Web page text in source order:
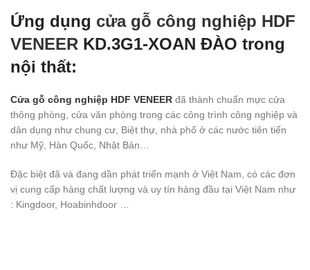
Ứng dụng cửa gỗ công nghiệp HDF
VENEER KD.3G1-XOAN ĐÀO trong
nội thất:
Cửa gỗ công nghiệp HDF VENEER đã thành chuẩn mực cửa
thông phòng, cửa văn phòng trong các công trình công nghiệp và
dân dụng như chung cư, Biệt thự, nhà phố ở các nước tiên tiến
như Mỹ, Hàn Quốc, Nhật Bản…
Đặc biệt đã và đang dần phát triển mạnh ở Việt Nam, có các đơn
vị cung cấp hàng chất lượng và uy tín hàng đầu tại Việt Nam như
: Kingdoor, Hoabinhdoor …